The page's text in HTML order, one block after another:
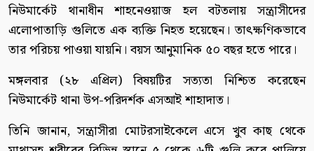
নিউমার্কেট থানাধীন শাহনেওয়াজ হল বটতলায় সন্ত্রাসীদের
এলোপাতাড়ি গুলিতে এক ব্যক্তি নিহত হয়েছেন। তাৎক্ষণিকভাবে
তার পরিচয় পাওয়া যায়নি। বয়স আনুমানিক ৫০ বছর হতে পারে।
মঙ্গলবার (২৮ এপ্রিল) বিষয়টির সত্যতা নিশ্চিত করেছেন
নিউমার্কেট থানা উপ-পরিদর্শক এসআই শাহাদাত।
তিনি জানান, সন্ত্রাসীরা মোটরসাইকেলে এসে খুব কাছ থেকে